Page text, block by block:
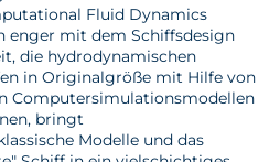
Fluid Dynamics
enger mit dem Schiffsdesign
die hydrodynamischen
in Originalgröße mit Hilfe von
Computersimulationsmodellen
bringt
Modelle und das